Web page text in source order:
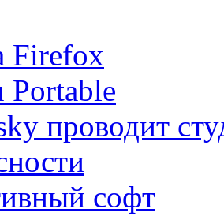
Firefox
Portable
проводит
софт